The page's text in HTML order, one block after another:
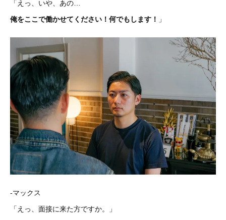
「えっ、いや、あの…
俺をここで働かせてください！何でもします！
」
-マックス
「えっ、面接に来た方ですか。」